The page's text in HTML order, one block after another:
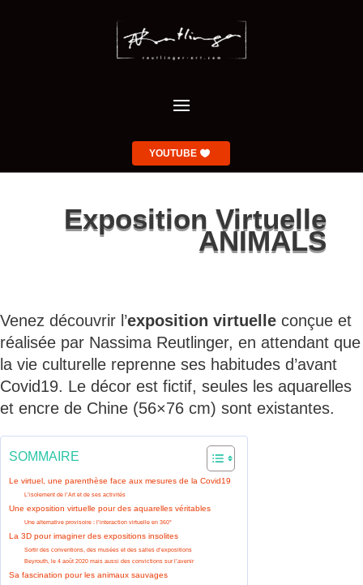
YOUTUBE
Exposition Virtuelle
ANIMALS
Venez découvrir l’exposition virtuelle conçue et
réalisée par Nassima Reutlinger, en attendant que
la vie culturelle reprenne ses habitudes d’avant
Covid19. Le décor est fictif, seules les aquarelles
et encre de Chine (56×76 cm) sont existantes.
SOMMAIRE
Le virtuel, une parenthèse face aux mesures de la Covid19
L’isolement de l’Art et de ses activités
Une exposition virtuelle pour des aquarelles véritables
Une alternative provisoire : l’interaction virtuelle en 360°
La 3D pour imaginer des expositions insolites
Sortir des conventions, des musées et des salles d’expositions
Beyrouth, le 4 août 2020 mais aussi des convictions sur l’avenir
Sa fascination pour les animaux sauvages